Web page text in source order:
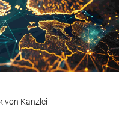
von Kanzlei